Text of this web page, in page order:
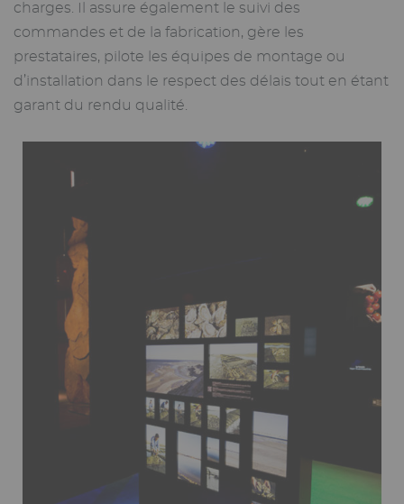
charges. Il assure également le suivi des
commandes et de la fabrication, gère les
prestataires, pilote les équipes de montage ou
d’installation dans le respect des délais tout en étant
garant du rendu qualité.